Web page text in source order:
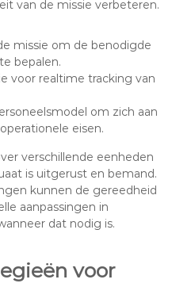
van de missie verbeteren.
missie om de benodigde
bepalen.
voor realtime tracking van
om zich aan
eisen.
verschillende eenheden
is uitgerust en bemand.
kunnen de gereedheid
aanpassingen in
dat nodig is.
voor